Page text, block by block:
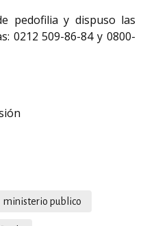
pedofilia y dispuso las
0212 509-86-84 y 0800-
ministerio publico